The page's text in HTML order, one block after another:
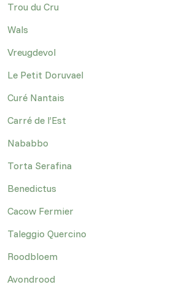
Trou du Cru
Wals
Vreugdevol
Le Petit Doruvael
Curé Nantais
Carré de l’Est
Nababbo
Torta Serafina
Benedictus
Cacow Fermier
Taleggio Quercino
Roodbloem
Avondrood